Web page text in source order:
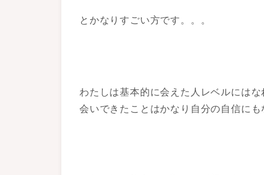
とかなりすごい方です。。。
わたしは基本的に会えた人レベルには
会いできたことはかなり自分の自信に